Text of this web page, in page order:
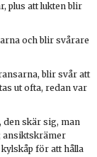
plus att lukten blir
och blir svårare
blir svår att
ut ofta, redan var
skär sig, man
ansiktskrämer
för att hålla